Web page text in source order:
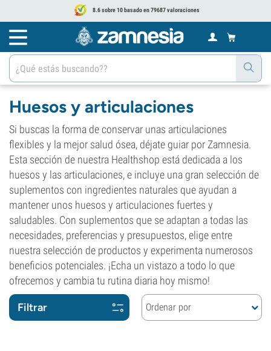
8.6 sobre 10 basado en 79687 valoraciones
Huesos y articulaciones
Si buscas la forma de conservar unas articulaciones
flexibles y la mejor salud ósea, déjate guiar por Zamnesia.
Esta sección de nuestra Healthshop está dedicada a los
huesos y las articulaciones, e incluye una gran selección de
suplementos con ingredientes naturales que ayudan a
mantener unos huesos y articulaciones fuertes y
saludables. Con suplementos que se adaptan a todas las
necesidades, preferencias y presupuestos, elige entre
nuestra selección de productos y experimenta numerosos
beneficios potenciales. ¡Echa un vistazo a todo lo que
ofrecemos y cambia tu rutina diaria hoy mismo!
Filtrar Ordenar por